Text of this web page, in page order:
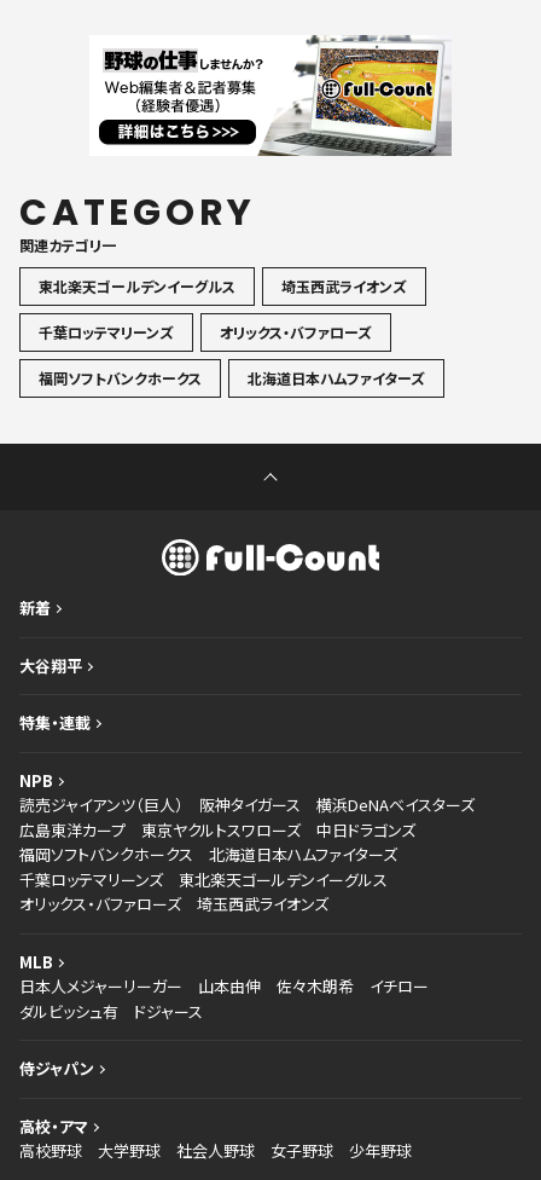
CATEGORY
関連カテゴリ一
東北楽天ゴールデンイーグルス
埼玉西武ライオンズ
千葉ロッテマリーンズ オリックス・バファローズ
福岡ソフトバンクホークス 北海道日本ハムファイターズ
新着
大谷翔平
特集・連載
NPB
読売ジャイアンツ（巨人）
阪神タイガース
横浜DeNAベイスターズ
広島東洋カープ
東京ヤクルトスワローズ
中日ドラゴンズ
福岡ソフトバンクホークス
北海道日本ハムファイターズ
千葉ロッテマリーンズ
東北楽天ゴールデンイーグルス
オリックス・バファローズ
埼玉西武ライオンズ
MLB
日本人メジャーリーガー
山本由伸 佐々木朗希
イチロー
ダルビッシュ有
ドジャース
侍ジャパン
高校・アマ
高校野球
大学野球 社会人野球 女子野球 少年野球